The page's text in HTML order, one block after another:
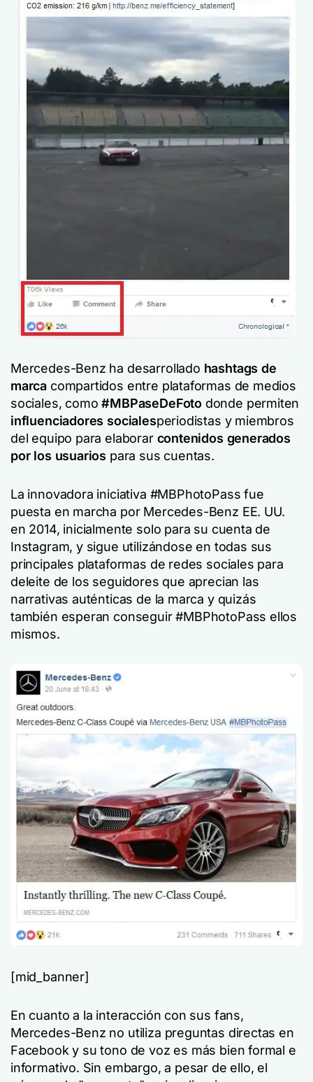
Mercedes-Benz ha desarrollado hashtags de
marca compartidos entre plataformas de medios
sociales, como#MBPaseDeFotodonde permiten
influenciadores socialesperiodistas y miembros
del equipo para elaborar contenidos generados
por los usuarios para sus cuentas.
La innovadora iniciativa #MBPhotoPass fue
puesta en marcha por Mercedes-Benz EE. UU.
en 2014, inicialmente solo para su cuenta de
Instagram, y sigue utilizándose en todas sus
principales plataformas de redes sociales para
deleite de los seguidores que aprecian las
narrativas auténticas de la marca y quizás
también esperan conseguir#MBPhotoPass ellos
mismos.
[mid_banner]
En cuanto a la interacción con sus fans,
Mercedes-Benz no utiliza preguntas directas en
Facebook y su tono de voz es más bien formal e
informativo. Sin embargo, a pesar de ello, el